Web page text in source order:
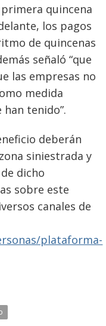
quincena
los pagos
de quincenas
señaló “que
las empresas no
medida
tenido”.
deberán
siniestrada y
dicho
sobre este
canales de
plataforma-